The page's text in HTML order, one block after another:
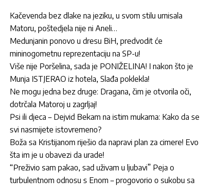
Kačevenda bez dlake na jeziku, u svom stilu urnisala
Matoru, poštedjela nije ni Aneli…
Medunjanin ponovo u dresu BiH, predvodit će
mininogometnu reprezentaciju na SP-u!
Više nije Poršelina, sada je PONIŽELINA! I nakon što je
Munja ISTJERAO iz hotela, Slađa poklekla!
Ne mogu jedna bez druge: Dragana, čim je otvorila oči,
dotrčala Matoroj u zagrljaj!
Psi ili djeca – Dejvid Bekam na istim mukama: Kako da se
svi nasmijete istovremeno?
Boža sa Kristijanom riješio da napravi plan za cimere! Evo
šta im je u obavezi da urade!
“Preživio sam pakao, sad uživam u ljubavi” Peja o
turbulentnom odnosu s Enom – progovorio o sukobu sa